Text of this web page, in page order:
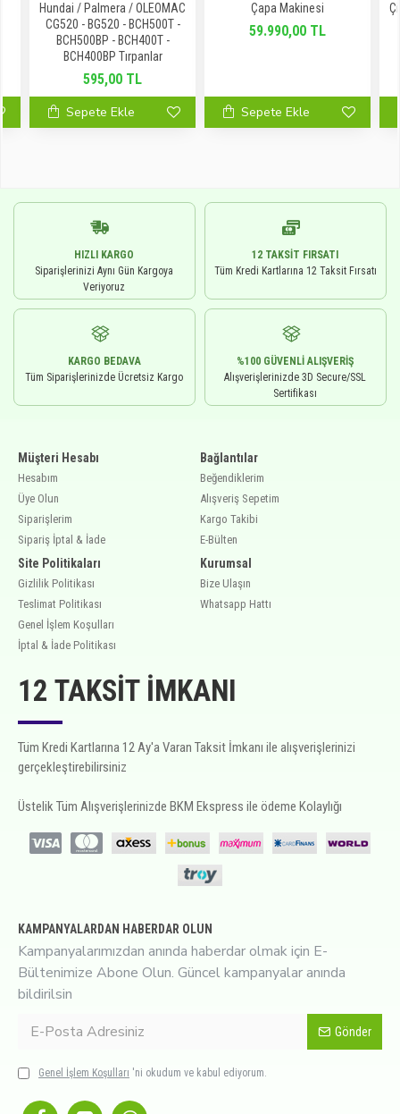
Hundai / Palmera / OLEOMAC
CG520 - BG520 - BCH500T -
BCH500BP - BCH400T -
BCH400BP Tırpanlar
595,00 TL
Sepete Ekle
Çapa Makinesi
59.990,00 TL
Sepete Ekle
HIZLI KARGO
Siparişlerinizi Aynı Gün Kargoya
Veriyoruz
12 TAKSIT FIRSATI
Tüm Kredi Kartlarına 12 Taksit Fırsatı
KARGO BEDAVA
Tüm Siparişlerinizde Ücretsiz Kargo
%100 GÜVENLI ALIŞVERIŞ
Alışverişlerinizde 3D Secure/SSL
Sertifikası
Müşteri Hesabı
Hesabım
Üye Olun
Siparişlerim
Sipariş İptal & İade
Site Politikaları
Gizlilik Politikası
Teslimat Politikası
Genel İşlem Koşulları
İptal & İade Politikası
Bağlantılar
Beğendiklerim
Alışveriş Sepetim
Kargo Takibi
E-Bülten
Kurumsal
Bize Ulaşın
Whatsapp Hattı
12 TAKSIT İMKANI
Tüm Kredi Kartlarına 12 Ay'a Varan Taksit İmkanı ile alışverişlerinizi
gerçekleştirebilirsiniz
Üstelik Tüm Alışverişlerinizde BKM Ekspress ile ödeme Kolaylığı
KAMPANYALARDAN HABERDAR OLUN
Kampanyalarımızdan anında haberdar olmak için E-
Bültenimize Abone Olun. Güncel kampanyalar anında
bildirilsin
Gönder
Genel İşlem Koşulları 'ni okudum ve kabul ediyorum.